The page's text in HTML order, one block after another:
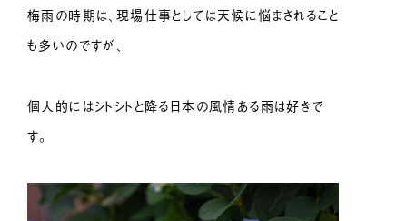
梅雨の時期は、現場仕事としては天候に悩まされること
も多いのですが、
個人的にはシトシトと降る日本の風情ある雨は好きで
す。